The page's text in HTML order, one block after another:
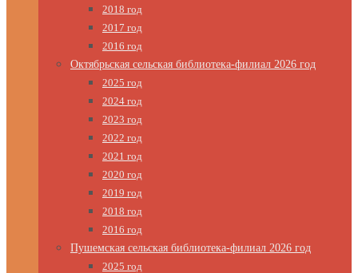
2018 год
2017 год
2016 год
Октябрьская сельская библиотека-филиал 2026 год
2025 год
2024 год
2023 год
2022 год
2021 год
2020 год
2019 год
2018 год
2016 год
Пушемская сельская библиотека-филиал 2026 год
2025 год